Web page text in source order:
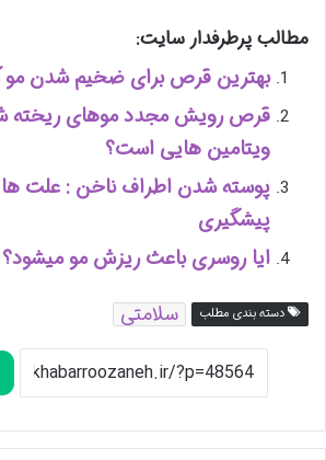
مطالب پرطرفدار سایت:
بهترین قرص برای ضخیم شدن مو
قرص رویش مجدد موهای ریخته
ویتامین هایی است؟
پوسته شدن اطراف ناخن : علت ها
پیشگیری
ایا روسری باعث ریزش مو میشود؟
دسته بندی مطلب سلامتی